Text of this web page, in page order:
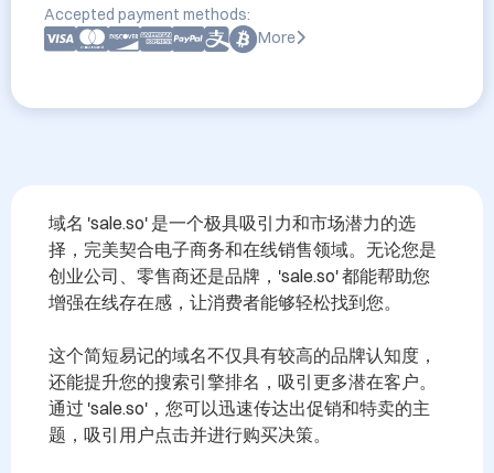
Accepted payment methods:
More
域名 'sale.so' 是一个极具吸引力和市场潜力的选
择，完美契合电子商务和在线销售领域。无论您是
创业公司、零售商还是品牌，'sale.so' 都能帮助您
增强在线存在感，让消费者能够轻松找到您。
这个简短易记的域名不仅具有较高的品牌认知度，
还能提升您的搜索引擎排名，吸引更多潜在客户。
通过 'sale.so'，您可以迅速传达出促销和特卖的主
题，吸引用户点击并进行购买决策。